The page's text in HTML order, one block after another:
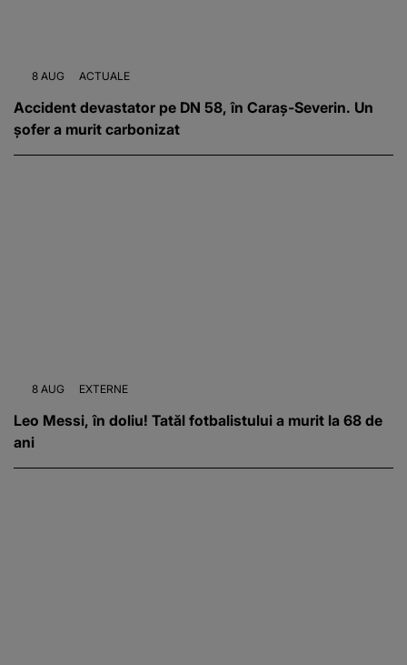
8 AUG ACTUALE
Accident devastator pe DN 58, în Caraș-Severin. Un
șofer a murit carbonizat
8 AUG EXTERNE
Leo Messi, în doliu! Tatăl fotbalistului a murit la 68 de
ani